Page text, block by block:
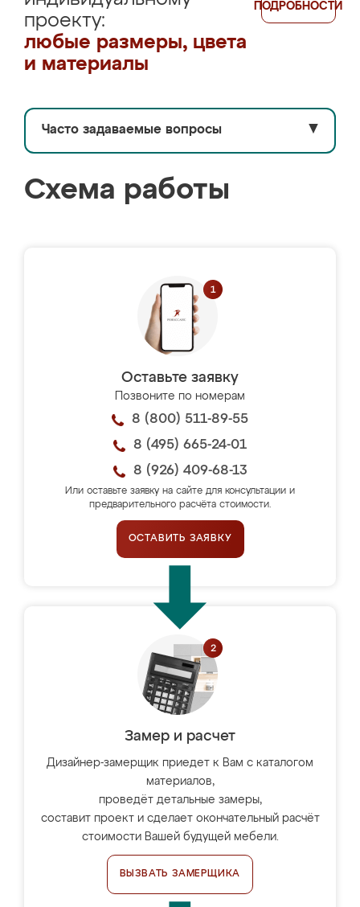
проекту:
любые размеры, цвета
и материалы
ПОДРОБНОСТИ
Часто задаваемые вопросы ▼
Схема работы
Оставьте заявку
Позвоните по номерам
8 (800) 511-89-55
8 (495) 665-24-01
8 (926) 409-68-13
Или оставьте заявку на сайте для консультации и
предварительного расчёта стоимости.
ОСТАВИТЬ ЗАЯВКУ
Замер и расчет
Дизайнер-замерщик приедет к Вам с каталогом
материалов,
проведёт детальные замеры,
составит проект и сделает окончательный расчёт
стоимости Вашей будущей мебели.
ВЫЗВАТЬ ЗАМЕРЩИКА